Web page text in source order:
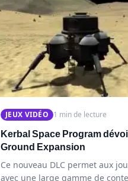
JEUX VIDÉO 1 min de lecture
Kerbal Space Program
Ground Expansion
Ce nouveau DLC permet aux
avec une large gamme de